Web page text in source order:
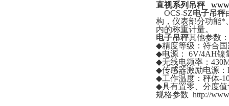
直视系列吊秤
OCS-SZ电子吊秤
构，仪表部分功能*
内的称重计量。
电子吊秤其他参数：
◆精度等级：符合
◆电源： 6V/4AH镍
◆无线电频率：
◆传感器激励电源：
◆工作温度：秤体-
◆具有置零、分度
规格参数 http://